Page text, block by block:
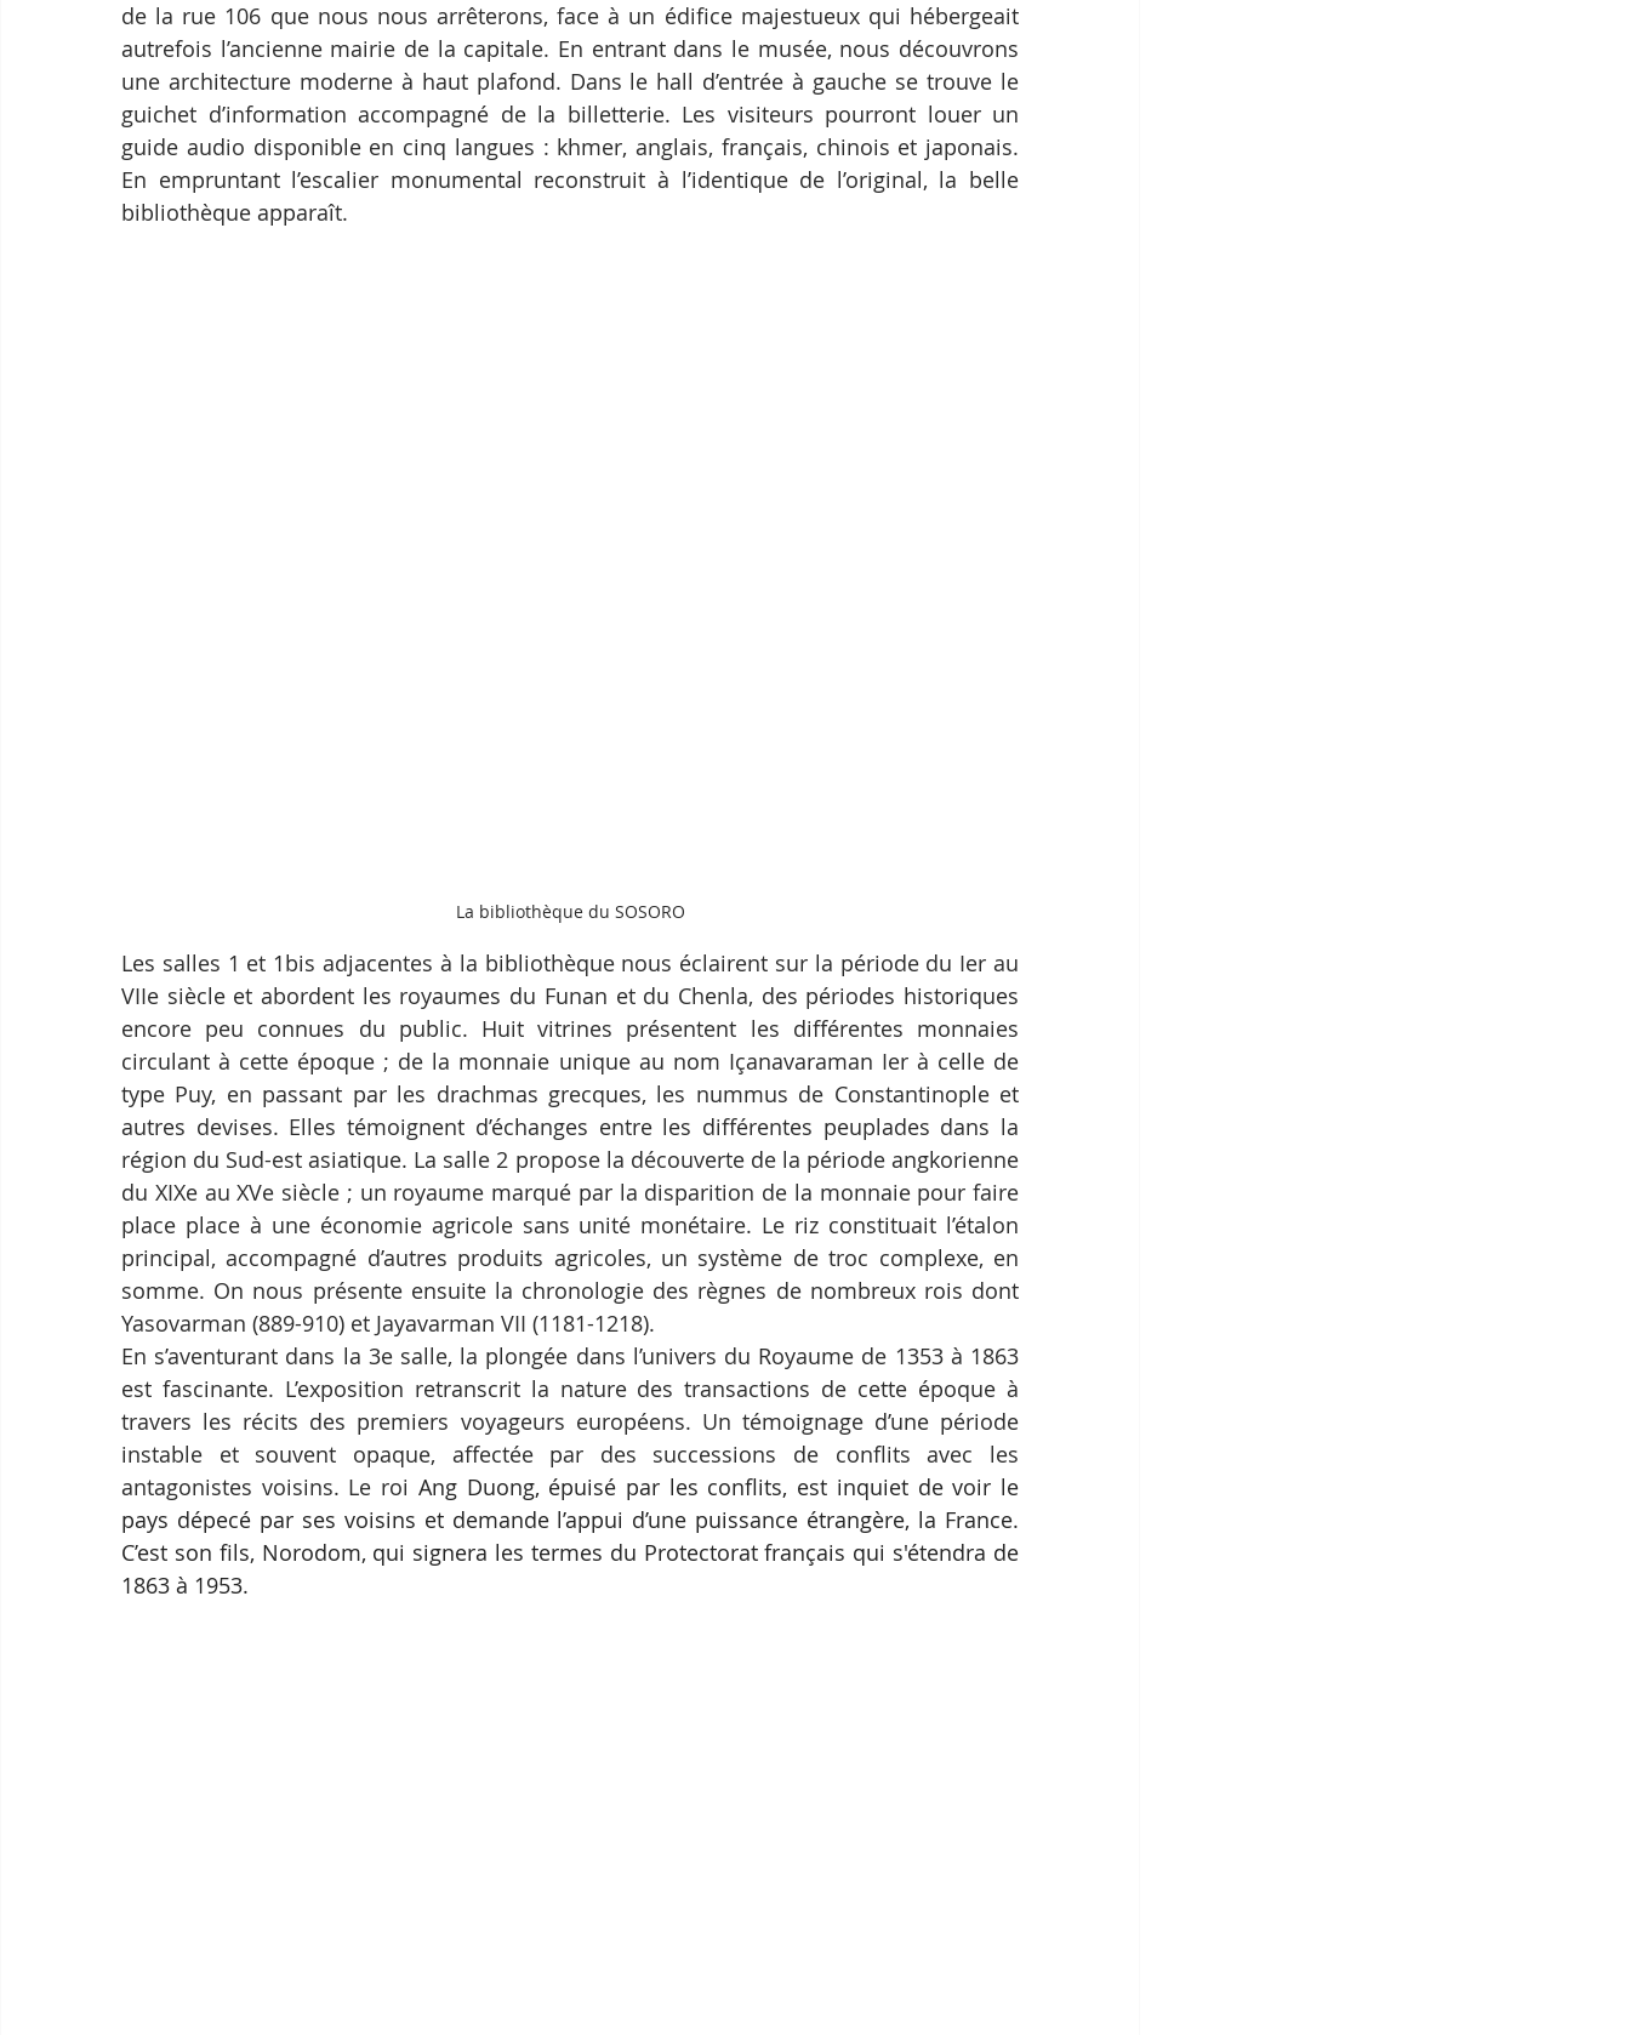
de la rue 106 que nous nous arrêterons, face à un édifice majestueux qui hébergeait
autrefois l’ancienne mairie de la capitale. En entrant dans le musée, nous découvrons
une architecture moderne à haut plafond. Dans le hall d’entrée à gauche se trouve le
guichet d’information accompagné de la billetterie. Les visiteurs pourront louer un
guide audio disponible en cinq langues : khmer, anglais, français, chinois et japonais.
En empruntant l’escalier monumental reconstruit à l’identique de l’original, la belle
bibliothèque apparaît.
La bibliothèque du SOSORO
Les salles 1 et 1bis adjacentes à la bibliothèque nous éclairent sur la période du Ier au
VIIe siècle et abordent les royaumes du Funan et du Chenla, des périodes historiques
encore peu connues du public. Huit vitrines présentent les différentes monnaies
circulant à cette époque ; de la monnaie unique au nom Içanavaraman Ier à celle de
type Puy, en passant par les drachmas grecques, les nummus de Constantinople et
autres devises. Elles témoignent d’échanges entre les différentes peuplades dans la
région du Sud-est asiatique. La salle 2 propose la découverte de la période angkorienne
du XIXe au XVe siècle ; un royaume marqué par la disparition de la monnaie pour faire
place place à une économie agricole sans unité monétaire. Le riz constituait l’étalon
principal, accompagné d’autres produits agricoles, un système de troc complexe, en
somme. On nous présente ensuite la chronologie des règnes de nombreux rois dont
Yasovarman (889-910) et Jayavarman VII (1181-1218).
En s’aventurant dans la 3e salle, la plongée dans l’univers du Royaume de 1353 à 1863
est fascinante. L’exposition retranscrit la nature des transactions de cette époque à
travers les récits des premiers voyageurs européens. Un témoignage d’une période
instable et souvent opaque, affectée par des successions de conflits avec les
antagonistes voisins. Le roi Ang Duong, épuisé par les conflits, est inquiet de voir le
pays dépecé par ses voisins et demande l’appui d’une puissance étrangère, la France.
C’est son fils, Norodom, qui signera les termes du Protectorat français qui s'étendra de
1863 à 1953.